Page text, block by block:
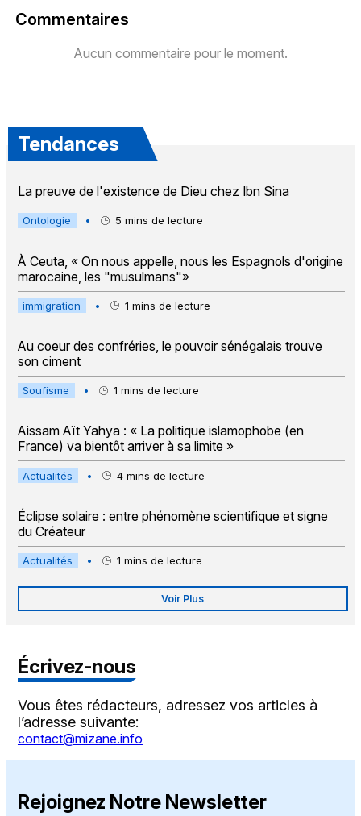
Commentaires
Aucun commentaire pour le moment.
Tendances
La preuve de l'existence de Dieu chez Ibn Sina
Ontologie • 5 mins de lecture
À Ceuta, « On nous appelle, nous les Espagnols d'origine
marocaine, les "musulmans"»
immigration • 1 mins de lecture
Au coeur des confréries, le pouvoir sénégalais trouve
son ciment
Soufisme • 1 mins de lecture
Aissam Aït Yahya : « La politique islamophobe (en
France) va bientôt arriver à sa limite »
Actualités • 4 mins de lecture
Éclipse solaire : entre phénomène scientifique et signe
du Créateur
Actualités • 1 mins de lecture
Voir Plus
Écrivez-nous
Vous êtes rédacteurs, adressez vos articles à
l’adresse suivante:
contact@mizane.info
Rejoignez Notre Newsletter